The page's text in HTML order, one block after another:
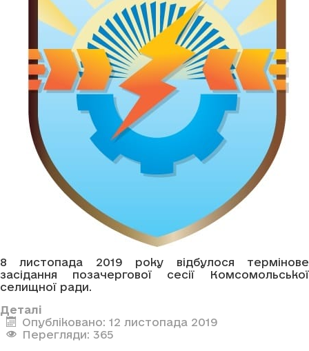
8 листопада 2019 року відбулося термінове
засідання позачергової сесії Комсомольської
селищної ради.
Деталі
Опубліковано: 12 листопада 2019
Перегляди: 365